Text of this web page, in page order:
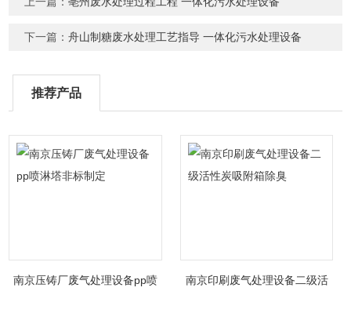
下一篇：舟山制糖废水处理工艺指导 一体化污水处理设备
推荐产品
南京压铸厂废气处理设备pp喷
南京印刷废气处理设备二级活